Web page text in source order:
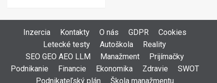
Inzercia Kontakty O nás GDPR
Cookies
Letecké testy
Autoškola
Reality
SEO GEO AEO LLM
Manažment
Prijímačky
Podnikanie
Financie Ekonomika Zdravie
SWOT
Podnikateľský plán
Škola manažmentu